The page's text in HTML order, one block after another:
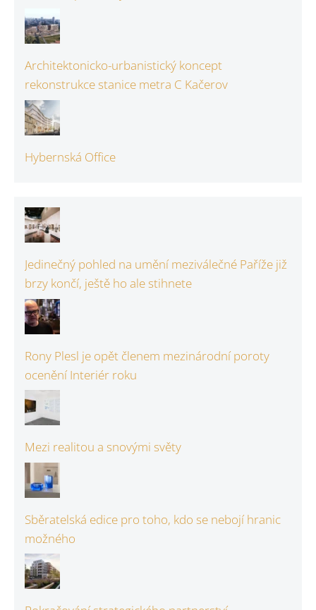
Architektonicko-urbanistický koncept
rekonstrukce stanice metra C Kačerov
Hybernská Office
Jedinečný pohled na umění meziválečné Paříže již
brzy končí, ještě ho ale stihnete
Rony Plesl je opět členem mezinárodní poroty
ocenění Interiér roku
Mezi realitou a snovými světy
Sběratelská edice pro toho, kdo se nebojí hranic
možného